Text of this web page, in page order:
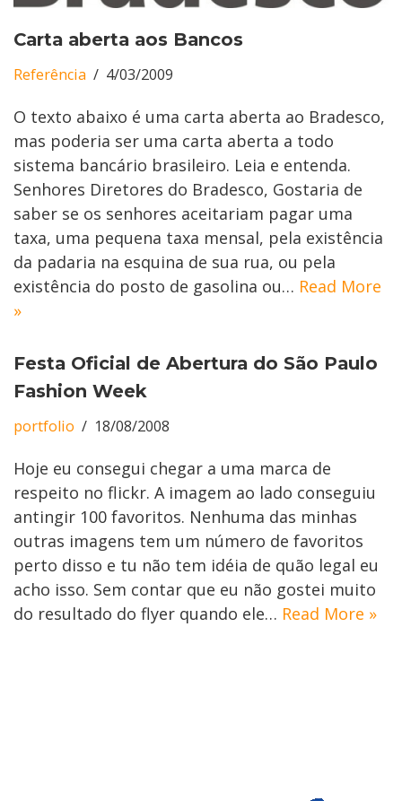
Carta aberta aos Bancos
Referência 4/03/2009
O texto abaixo é uma carta aberta ao Bradesco,
mas poderia ser uma carta aberta a todo
sistema bancário brasileiro. Leia e entenda.
Senhores Diretores do Bradesco, Gostaria de
saber se os senhores aceitariam pagar uma
taxa, uma pequena taxa mensal, pela existência
da padaria na esquina de sua rua, ou pela
existência do posto de gasolina ou… Read More
»
Festa Oficial de Abertura do São Paulo
Fashion Week
portfolio 18/08/2008
Hoje eu consegui chegar a uma marca de
respeito no flickr. A imagem ao lado conseguiu
antingir 100 favoritos. Nenhuma das minhas
outras imagens tem um número de favoritos
perto disso e tu não tem idéia de quão legal eu
acho isso. Sem contar que eu não gostei muito
do resultado do flyer quando ele… Read More »